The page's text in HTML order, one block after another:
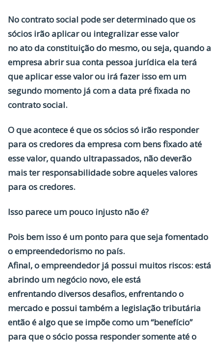
No contrato social pode ser determinado que os
sócios irão aplicar ou integralizar esse valor
no ato da constituição do mesmo, ou seja, quando a
empresa abrir sua conta pessoa jurídica ela terá
que aplicar esse valor ou irá fazer isso em um
segundo momento já com a data pré fixada no
contrato social.
O que acontece é que os sócios só irão responder
para os credores da empresa com bens fixado até
esse valor, quando ultrapassados, não deverão
mais ter responsabilidade sobre aqueles valores
para os credores.
Isso parece um pouco injusto não é?
Pois bem isso é um ponto para que seja fomentado
o empreendedorismo no país.
Afinal, o empreendedor já possui muitos riscos: está
abrindo um negócio novo, ele está
enfrentando diversos desafios, enfrentando o
mercado e possui também a legislação tributária
então é algo que se impõe como um “benefício”
para que o sócio possa responder somente até o